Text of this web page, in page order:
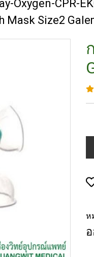
Oxygen-CPR-
Size2
ห